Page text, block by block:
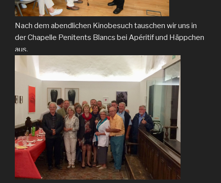
Nach dem abendlichen Kinobesuch tauschen wir uns in
der Chapelle Penitents Blancs bei Apéritif und Häppchen
aus.